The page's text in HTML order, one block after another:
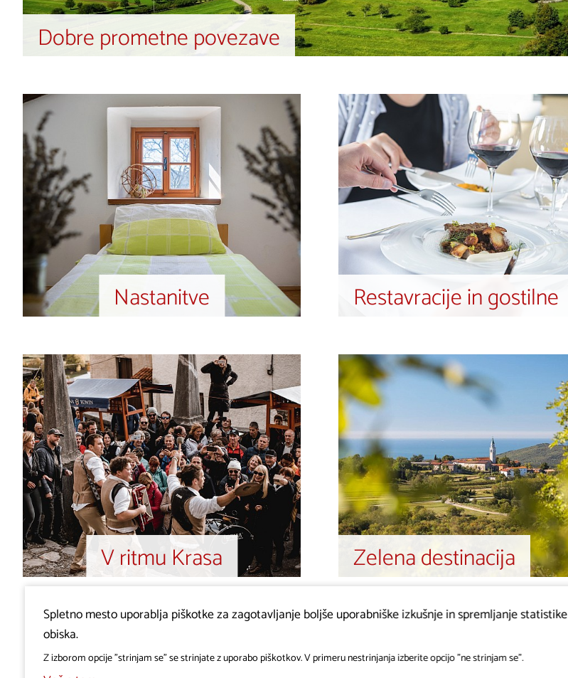
Dobre prometne povezave
Nastanitve Restavracije in gostilne
V ritmu Krasa Zelena destinacija
Spletno mesto uporablja piškotke za zagotavljanje boljše uporabniške izkušnje in spremljanje statistike
obiska.
Z izborom opcije "strinjam se" se strinjate z uporabo piškotkov. V primeru nestrinjanja izberite opcijo "ne strinjam se".